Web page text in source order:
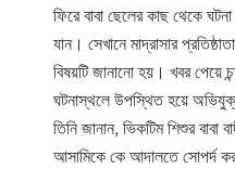
ফিরে বাবা ছেলের কাছ থেকে
যান। সেখানে মাদ্রাসার
বিষয়টি জানানো হয়। খবর পেয়ে
ঘটনাস্থলে উপস্থিত হয়ে
তিনি জানান, ভিকটিম শিশুর বাবা
আসামিকে কে আদালতে সোপর্দ